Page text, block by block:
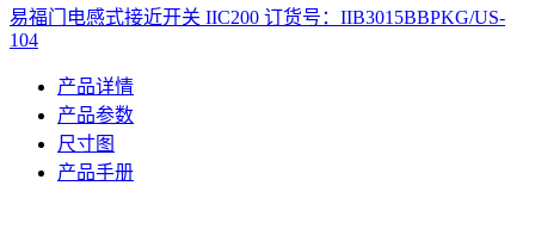
易福门电感式接近开关 IIC200 订货号：IIB3015BBPKG/US-
104
产品详情
产品参数
尺寸图
产品手册